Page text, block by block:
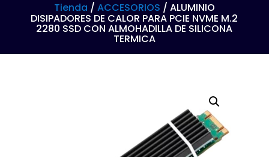
Tienda / ACCESORIOS / ALUMINIO
DISIPADORES DE CALOR PARA PCIE NVME M.2
2280 SSD CON ALMOHADILLA DE SILICONA
TERMICA